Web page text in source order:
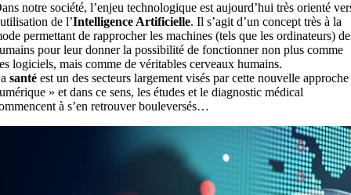
notre société, l’enjeu technologique est aujourd’hui très orienté
de l’Intelligence Artificielle. Il s’agit d’un concept très à la
permettant de rapprocher les machines (tels que les ordinateurs)
pour leur donner la possibilité de fonctionner non plus comme
logiciels, mais comme de véritables cerveaux humains.
santéest un des secteurs largement visés par cette nouvelle approche
» et dans ce sens, les études et le diagnostic médical
à s’en retrouver bouleversés…